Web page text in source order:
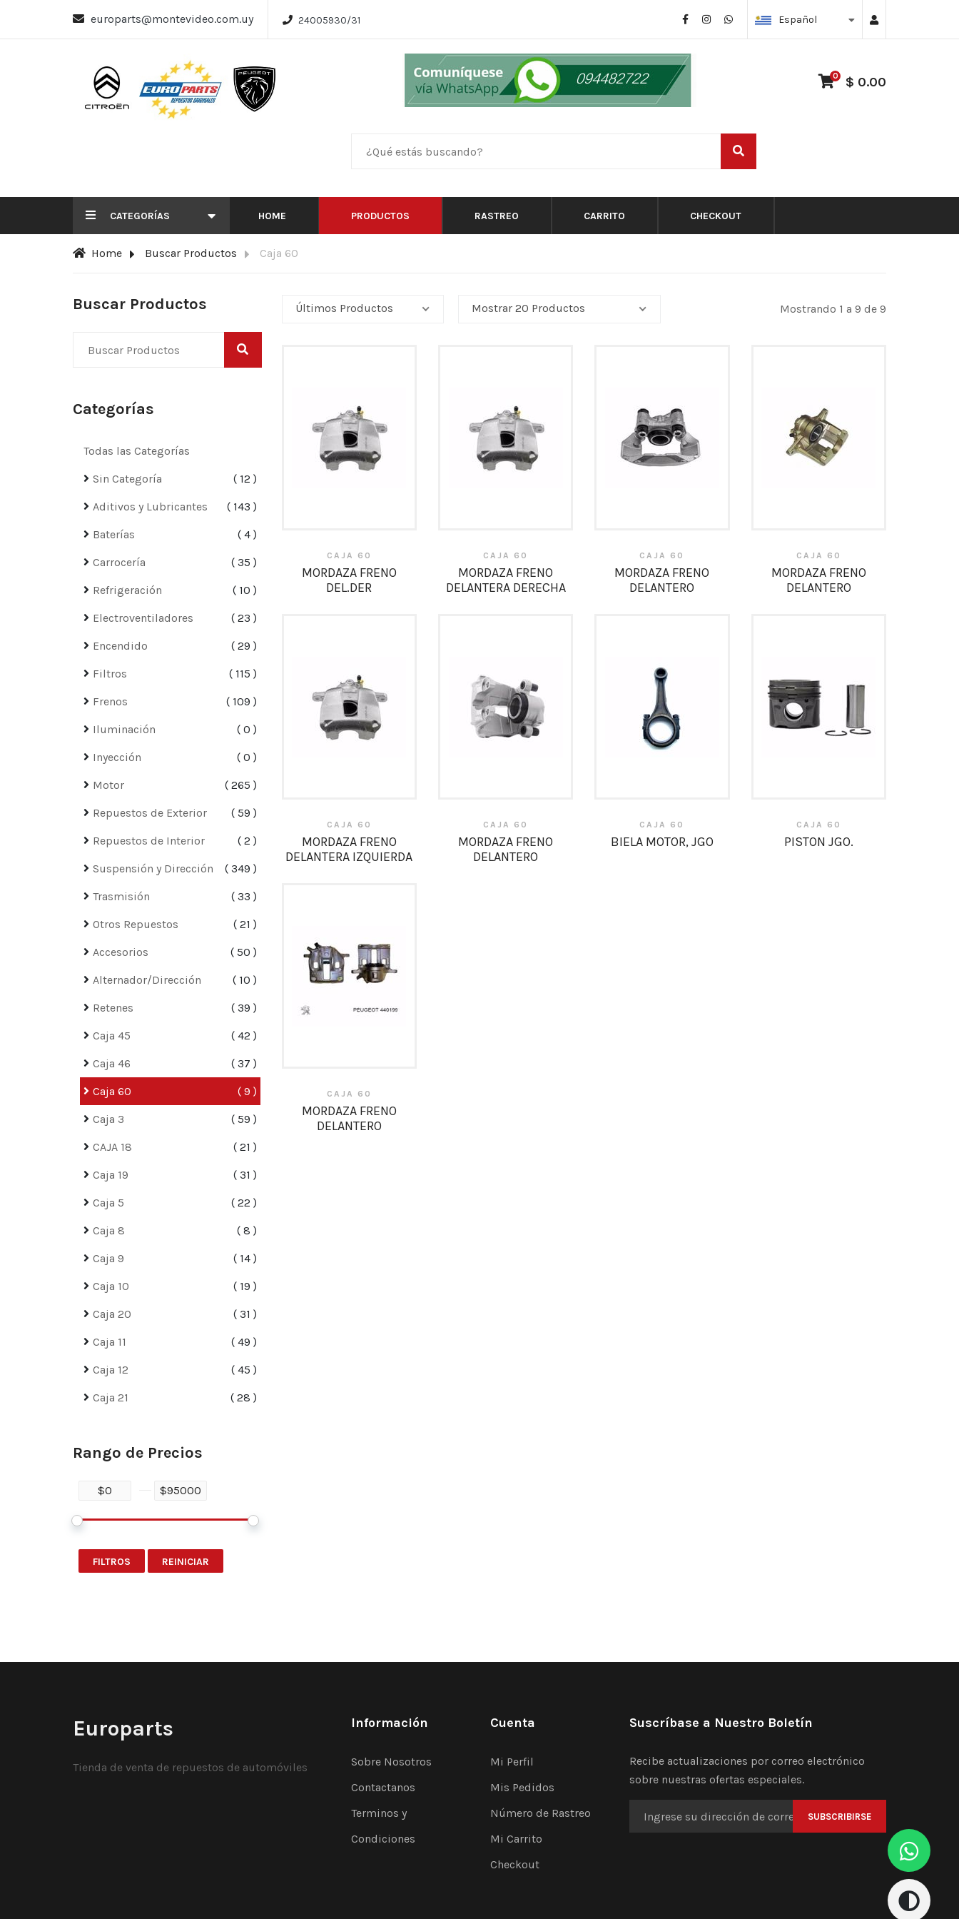
europarts@montevideo.com.uy 24005930/31 Español
0 $ 0.00
CATEGORÍAS HOME PRODUCTOS RASTREO CARRITO CHECKOUT
Home Buscar Productos Caja 60
Buscar Productos
Categorías
Todas las Categorías
12
Sin Categoría
143
Aditivos y Lubricantes
4
Baterías
35
Carrocería
10
Refrigeración
23
Electroventiladores
29
Encendido
115
Filtros
109
Frenos
0
Iluminación
0
Inyección
265
Motor
59
Repuestos de Exterior
2
Repuestos de Interior
349
Suspensión y Dirección
33
Trasmisión
21
Otros Repuestos
50
Accesorios
10
Alternador/Dirección
39
Retenes
42
Caja 45
37
Caja 46
9
Caja 60
59
Caja 3
21
CAJA 18
31
Caja 19
22
Caja 5
8
Caja 8
14
Caja 9
19
Caja 10
31
Caja 20
49
Caja 11
45
Caja 12
28
Caja 21
Rango de Precios
FILTROS REINICIAR
Últimos Productos Mostrar 20 Productos Mostrando 1 a 9 de 9
CAJA 60
MORDAZA FRENO
DEL.DER
CAJA 60
MORDAZA FRENO
DELANTERA DERECHA
CAJA 60
MORDAZA FRENO
DELANTERO
CAJA 60
MORDAZA FRENO
DELANTERO
CAJA 60
MORDAZA FRENO
DELANTERA IZQUIERDA
CAJA 60
MORDAZA FRENO
DELANTERO
CAJA 60
BIELA MOTOR, JGO
CAJA 60
PISTON JGO.
CAJA 60
MORDAZA FRENO
DELANTERO
Europarts
Tienda de venta de repuestos de automóviles
Información
Sobre Nosotros
Contactanos
Terminos y
Condiciones
Cuenta
Mi Perfil
Mis Pedidos
Número de Rastreo
Mi Carrito
Checkout
Suscríbase a Nuestro Boletín
Recibe actualizaciones por correo electrónico
sobre nuestras ofertas especiales.
SUBSCRIBIRSE